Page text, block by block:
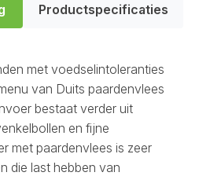
Productspecificaties
met voedselintoleranties
van Duits paardenvlees
bestaat verder uit
en fijne
met paardenvlees is zeer
die last hebben van